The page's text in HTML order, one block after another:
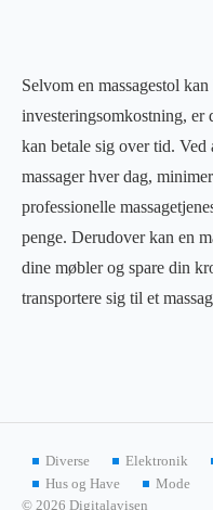
Selvom en massagestol
investeringsomkostning, er
kan betale sig over tid.
massager hver dag,
professionelle
penge. Derudover kan en
dine møbler og spare din
transportere sig til et
Diverse Elektronik
Hus og Have
Mode
© 2026 Digitalavisen